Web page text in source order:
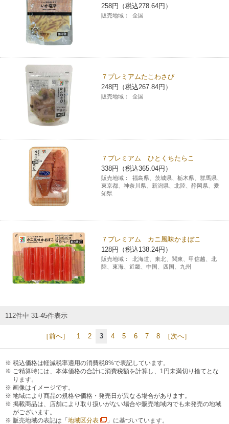
258円（税込278.64円）
販売地域： 全国
７プレミアムたこわさび
248円（税込267.84円）
販売地域： 全国
７プレミアム ひとくちたらこ
338円（税込365.04円）
販売地域：
福島県、茨城県、栃木県、群馬県、
東京都、神奈川県、新潟県、北陸、静岡県、愛
知県
７プレミアム カニ風味かまぼこ
128円（税込138.24円）
販売地域：
北海道、東北、関東、甲信越、北
陸、東海、近畿、中国、四国、九州
112件中 31-45件表示
［前へ］ 1 2 3 4 5 6 7 8 ［次へ］
税込価格は軽減税率適用の消費税8%で表記しています。
ご精算時には、本体価格の合計に消費税額を計算し、1円未満切り捨てとな
ります。
画像はイメージです。
地域により商品の規格や価格・発売日が異なる場合があります。
掲載商品は、店舗により取り扱いがない場合や販売地域内でも未発売の地域
がございます。
販売地域の表記は「 地域区分表
」に基づいています。